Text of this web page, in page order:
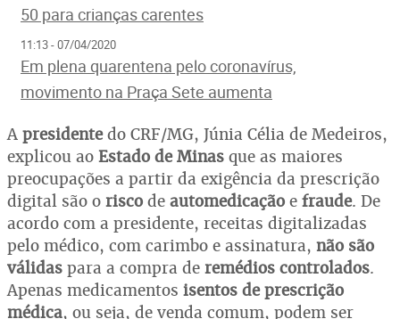
50 para crianças carentes
11:13 - 07/04/2020
Em plena quarentena pelo coronavírus,
movimento na Praça Sete aumenta
A presidentedo CRF/MG, Júnia Célia de Medeiros,
explicou ao Estado de Minas que as maiores
preocupações a partir da exigência da prescrição
digital são o risco de automedicação e fraude. De
acordo com a presidente, receitas digitalizadas
pelo médico, com carimbo e assinatura, não são
válidas para a compra de remédios controlados.
Apenas medicamentos isentos de prescrição
médica, ou seja, de venda comum, podem ser